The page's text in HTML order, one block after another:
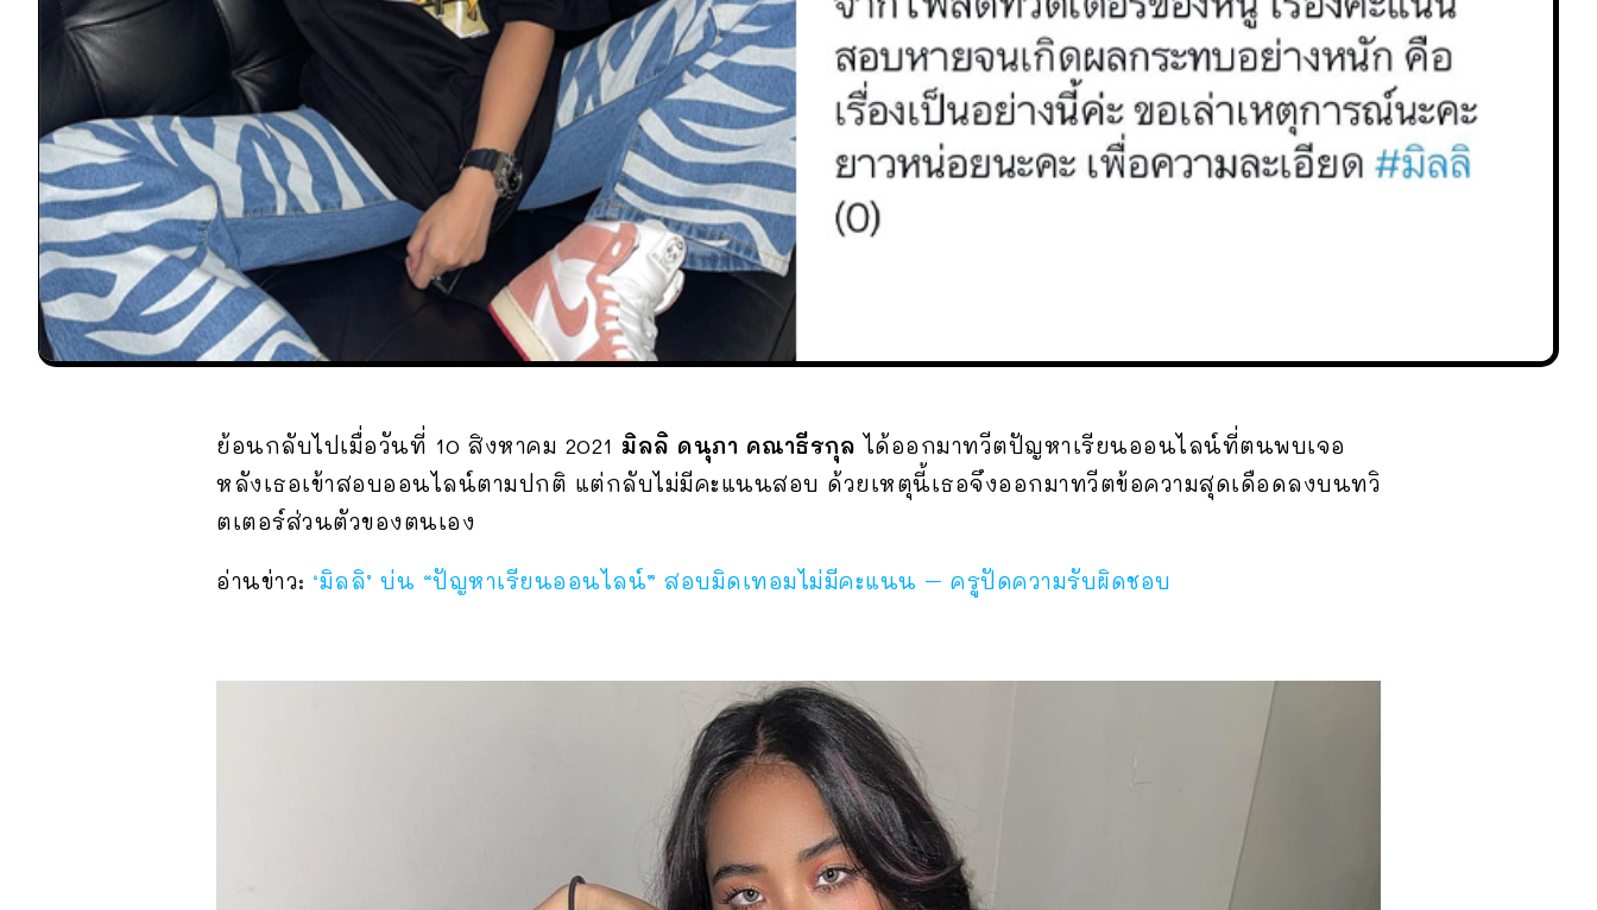
ย้อนกลับไปเมื่อวันที่ 10 สิงหาคม 2021 มิลลิ ดนุภา คณาธีรกุลได้ออกมาทวีตปัญหาเรียนออนไลน์ที่ตนพบเจอ
หลังเธอเข้าสอบออนไลน์ตามปกติ แต่กลับไม่มีคะแนนสอบ ด้วยเหตุนี้เธอจึงออกมาทวีตข้อความสุดเดือดลงบนทวิ
ตเตอร์ส่วนตัวของตนเอง
อ่านข่าว: ‘มิลลิ’ บ่น “ปัญหาเรียนออนไลน์” สอบมิดเทอมไม่มีคะแนน – ครูปัดความรับผิดชอบ